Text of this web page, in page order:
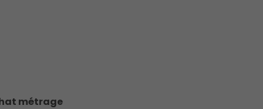
métrage